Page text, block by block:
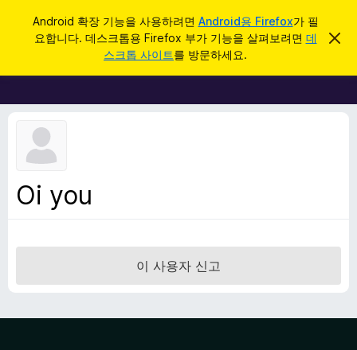
Android 확장 기능을 사용하려면 Android용 Firefox가 필
요합니다. 데스크톱용 Firefox 부가 기능을 살펴보려면 데
스크톱 사이트를 방문하세요.
이
닫
F
i
e
가
로그인
Oi you
이 사용자 신고